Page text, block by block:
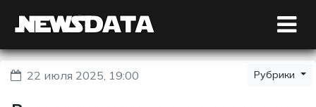
22 июля 2025, 19:00 Рубрики